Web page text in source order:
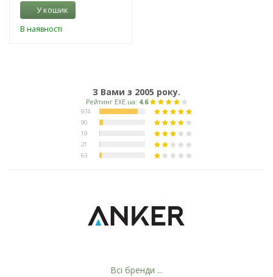
У кошик
В наявності
З Вами з 2005 року.
Всі бренди ...